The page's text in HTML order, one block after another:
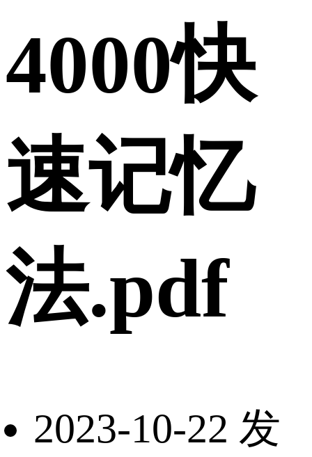
4000快
速记忆
法.pdf
2023-10-22 发